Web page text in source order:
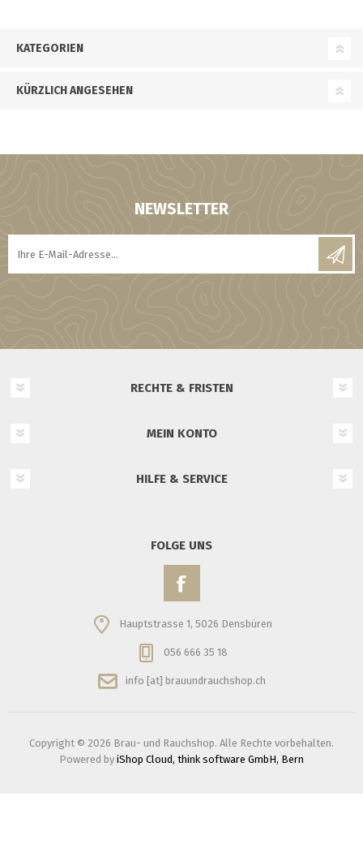
KATEGORIEN
KÜRZLICH ANGESEHEN
NEWSLETTER
RECHTE & FRISTEN
MEIN KONTO
HILFE & SERVICE
FOLGE UNS
Hauptstrasse 1, 5026 Densbüren
056 666 35 18
info [at] brauundrauchshop.ch
Copyright © 2026 Brau- und Rauchshop. Alle Rechte vorbehalten.
Powered by iShop Cloud, think software GmbH, Bern